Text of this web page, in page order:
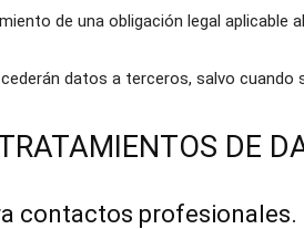
de una obligación legal aplicable
datos a terceros, salvo
DE
contactos profesionales.